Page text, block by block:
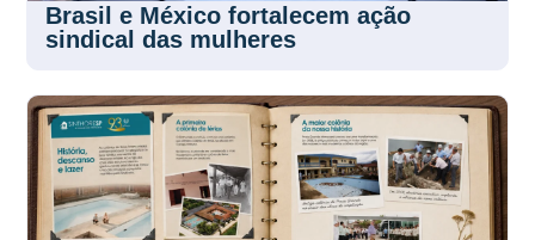
Brasil e México fortalecem ação
sindical das mulheres